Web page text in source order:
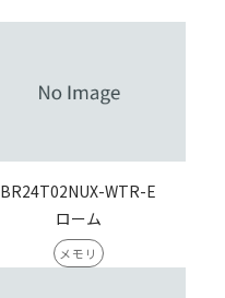
BR24T02NUX-WTR-E
ローム
メモリ